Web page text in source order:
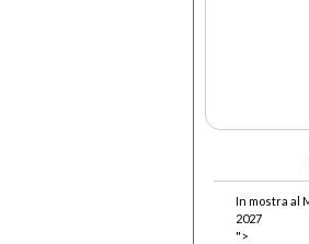
In mostra al
2027
">